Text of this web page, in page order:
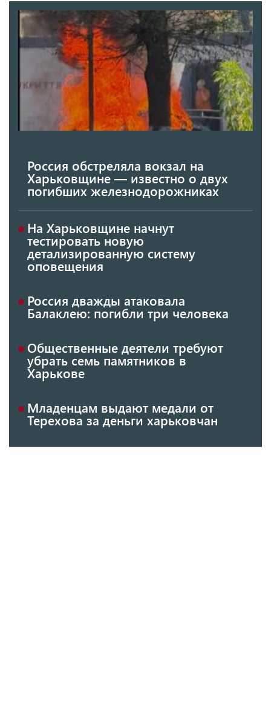
Россия обстреляла вокзал на
Харьковщине — известно о двух
погибших железнодорожниках
На Харьковщине начнут
тестировать новую
детализированную систему
оповещения
Россия дважды атаковала
Балаклею: погибли три человека
Общественные деятели требуют
убрать семь памятников в
Харькове
Младенцам выдают медали от
Терехова за деньги харьковчан